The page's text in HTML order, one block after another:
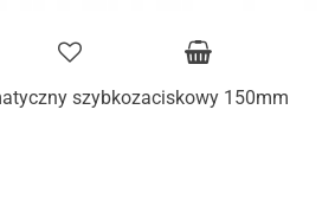
szybkozaciskowy 150mm